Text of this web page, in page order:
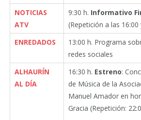
NOTICIAS
ATV
9:30 h. Informativo
(Repetición a las 16:00
ENREDADOS
13:00 h. Programa
redes sociales
ALHAURÍN
AL DÍA
16:30 h. Estreno:
de Música de la
Manuel Amador en
Gracia (Repetición: